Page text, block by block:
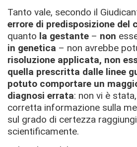
Tanto vale, secondo il
errore di predisposizione del
quanto la gestante – non
in genetica – non avrebbe
risoluzione applicata, non
quella prescritta dalle linee
potuto comportare un
diagnosi errata: non vi è
corretta informazione sulla
sul grado di certezza
scientificamente.